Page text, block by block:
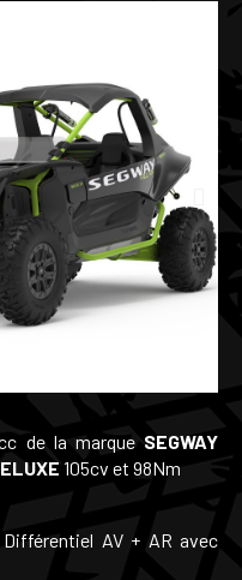
de la marque SEGWAY
105cv et 98Nm
AV + AR avec